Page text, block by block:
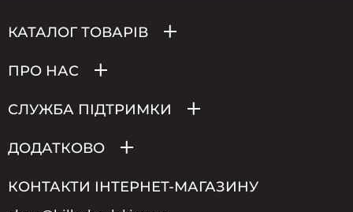
КАТАЛОГ ТОВАРІВ
ПРО НАС
СЛУЖБА ПІДТРИМКИ
ДОДАТКОВО
КОНТАКТИ ІНТЕРНЕТ-МАГАЗИНУ